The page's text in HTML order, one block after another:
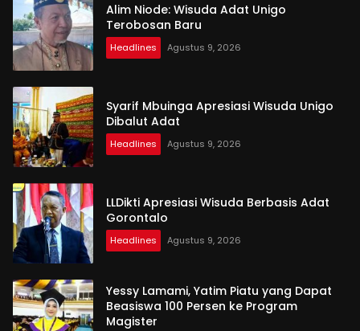
Alim Niode: Wisuda Adat Unigo
Terobosan Baru
Headlines Agustus 9, 2026
Syarif Mbuinga Apresiasi Wisuda Unigo
Dibalut Adat
Headlines Agustus 9, 2026
LLDikti Apresiasi Wisuda Berbasis Adat
Gorontalo
Headlines Agustus 9, 2026
Yessy Lamami, Yatim Piatu yang Dapat
Beasiswa 100 Persen ke Program
Magister